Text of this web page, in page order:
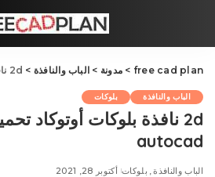
free cad plan
> مدونة > الباب والنافذة > 2d نافذة بلوکات أوتوكاد تحمیل – dwg autocad
الباب والنافذة بلوکات
autocad
الباب والنافذة بلوکات أكتوبر 28, 2021